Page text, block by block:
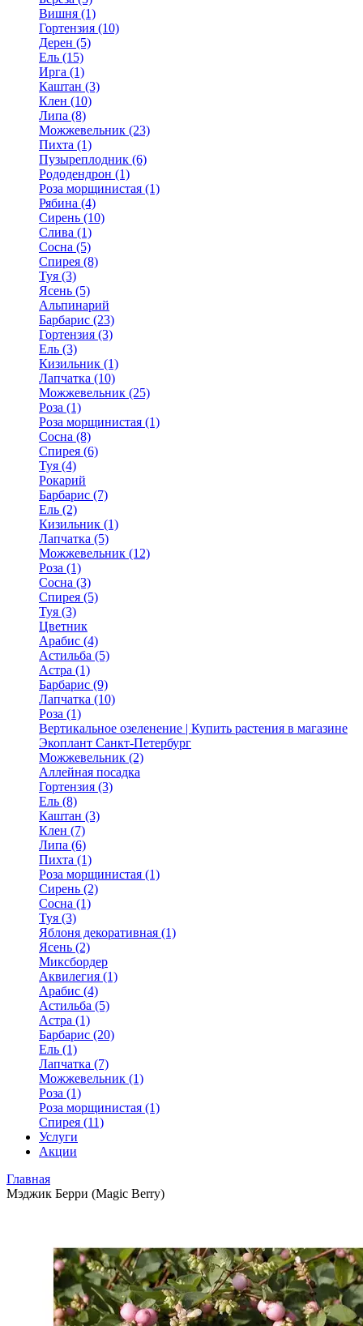
Вишня (1)
Гортензия (10)
Дерен (5)
Ель (15)
Ирга (1)
Каштан (3)
Клен (10)
Липа (8)
Можжевельник (23)
Пихта (1)
Пузыреплодник (6)
Рододендрон (1)
Роза морщинистая (1)
Рябина (4)
Сирень (10)
Слива (1)
Сосна (5)
Спирея (8)
Туя (3)
Ясень (5)
Альпинарий
Барбарис (23)
Гортензия (3)
Ель (3)
Кизильник (1)
Лапчатка (10)
Можжевельник (25)
Роза (1)
Роза морщинистая (1)
Сосна (8)
Спирея (6)
Туя (4)
Рокарий
Барбарис (7)
Ель (2)
Кизильник (1)
Лапчатка (5)
Можжевельник (12)
Роза (1)
Сосна (3)
Спирея (5)
Туя (3)
Цветник
Арабис (4)
Астильба (5)
Астра (1)
Барбарис (9)
Лапчатка (10)
Роза (1)
Вертикальное озеленение | Купить растения в магазине
Экоплант Санкт-Петербург
Можжевельник (2)
Аллейная посадка
Гортензия (3)
Ель (8)
Каштан (3)
Клен (7)
Липа (6)
Пихта (1)
Роза морщинистая (1)
Сирень (2)
Сосна (1)
Туя (3)
Яблоня декоративная (1)
Ясень (2)
Миксбордер
Аквилегия (1)
Арабис (4)
Астильба (5)
Астра (1)
Барбарис (20)
Ель (1)
Лапчатка (7)
Можжевельник (1)
Роза (1)
Роза морщинистая (1)
Спирея (11)
Услуги
Акции
Главная
Мэджик Берри (Magic Berry)